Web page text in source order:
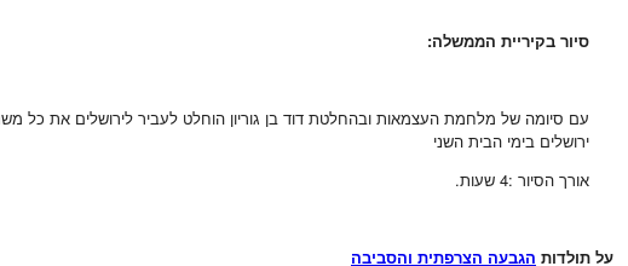
סיור בקיריית הממשלה:
עם סיומה של מלחמת העצמאות ובהחלטת דוד בן גוריון הוחלט לעביר לירושלים את כל
ירושלים בימי הבית השני
אורך הסיור :4 שעות.
על תולדות הגבעה הצרפתית והסביבה